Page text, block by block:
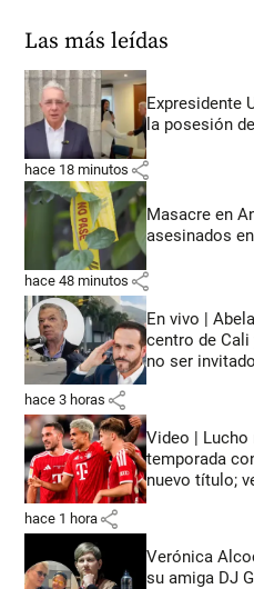
Las más leídas
Expresidente
la posesión
hace 18 minutos share
Masacre en
asesinados
hace 48 minutos share
En vivo |
centro de
no ser
hace 3 horas share
Video |
temporada
nuevo título;
hace 1 hora share
Verónica
su amiga DJ